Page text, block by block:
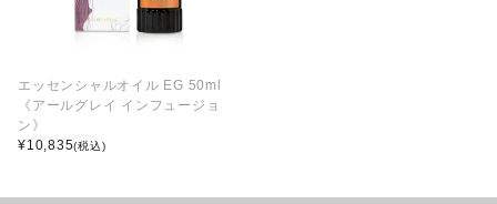
エッセンシャルオイル EG 50ml
《アールグレイ インフュージョ
ン》
¥10,835(税込)